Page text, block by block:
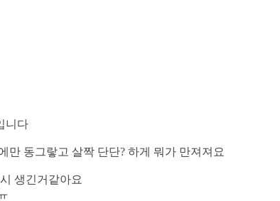
니다
만 동그랗고 살짝 단단? 하게 뭐가 만져져요
생긴거같아요